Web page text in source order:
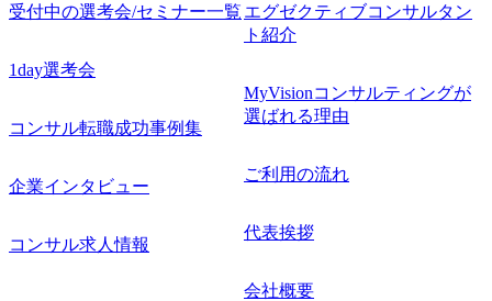
受付中の選考会/セミナー一覧
1day選考会
コンサル転職成功事例集
企業インタビュー
コンサル求人情報
エグゼクティブコンサルタン
ト紹介
MyVisionコンサルティングが
選ばれる理由
ご利用の流れ
代表挨拶
会社概要